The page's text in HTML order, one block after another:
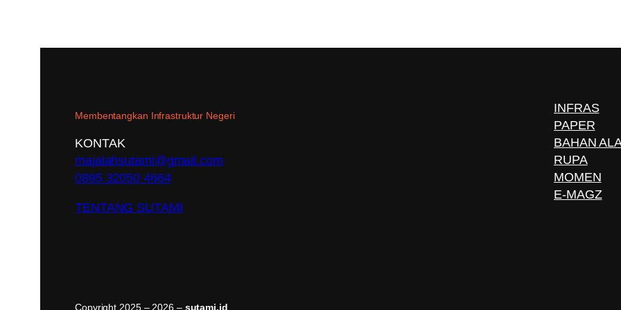
Membentangkan Infrastruktur Negeri
KONTAK
majalahsutami@gmail.com
0895 32050 4664
TENTANG SUTAMI
INFRAS
PAPER
BAHAN
RUPA
MOMEN
E-MAGZ
Copyright 2025 – 2026 – sutami.id